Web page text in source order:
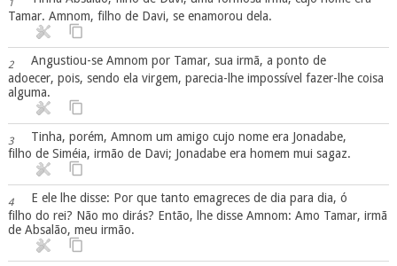
Tamar. Amnom, filho de Davi, se enamorou dela.
2
Angustiou-se Amnom por Tamar, sua irmã, a ponto de
adoecer, pois, sendo ela virgem, parecia-lhe impossível fazer-lhe coisa
alguma.
3
Tinha, porém, Amnom um amigo cujo nome era Jonadabe,
filho de Siméia, irmão de Davi; Jonadabe era homem mui sagaz.
4
E ele lhe disse: Por que tanto emagreces de dia para dia, ó
filho do rei? Não mo dirás? Então, lhe disse Amnom: Amo Tamar, irmã
de Absalão, meu irmão.